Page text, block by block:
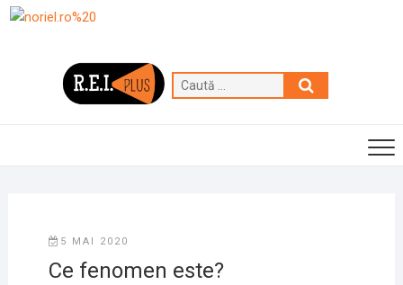
Skip
Caută
…
5 MAI 2020
Ce fenomen este?